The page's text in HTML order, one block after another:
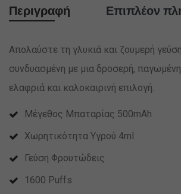
Περιγραφή Επιπλέον
Απολαύστε τη γλυκιά και ζουμερή
συνδυασμένη με μια δροσερή,
ελαφριά και καλοκαιρινή επιλογή.
Μέγεθος Μπαταρίας 500mAh
Χωρητικότητα Υγρού 4ml
Γεύση Φρουτώδεις
1600 Puffs